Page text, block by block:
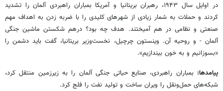
در اوایل سال ۱۹۴۳، رهبران بریتانیا و آمریکا بمباران راهبردی آلمان را تشدید
کردند و حملات به شمار زیادی از شهرهای کلیدی را با ضربه زدن به اهداف مهم
صنعتی و نظامی در هم آمیختند. هدف چه بود؟ درهم شکستن ماشین جنگی
آلمان - و روحیه آن. وینستون چرچیل، نخست‌وزیر بریتانیا، گفت باید دشمن را
«بسوزانیم و به خون بیندازیم».
پیامدها: بمباران راهبردی، صنایع حیاتی جنگی آلمان را به زیرزمین منتقل کرد،
شبکه‌های حمل‌ونقل را ویران ساخت و تولید نفت را فلج کرد.